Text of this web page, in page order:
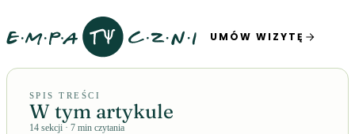
UMÓW WIZYTĘ
SPIS TREŚCI
W tym artykule
14 sekcji · 7 min czytania